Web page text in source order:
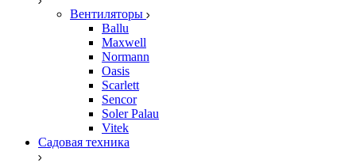
Вентиляторы
Ballu
Maxwell
Normann
Oasis
Scarlett
Sencor
Soler Palau
Vitek
Садовая техника